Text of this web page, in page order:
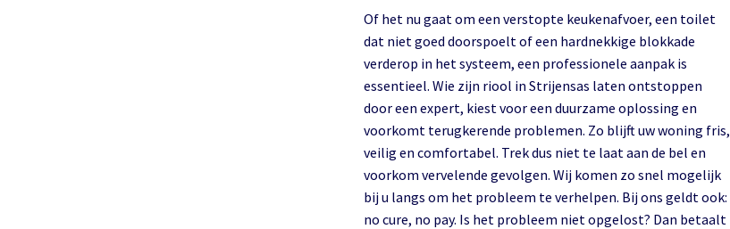
Of het nu gaat om een verstopte keukenafvoer, een toilet
dat niet goed doorspoelt of een hardnekkige blokkade
verderop in het systeem, een professionele aanpak is
essentieel. Wie zijn riool in Strijensas laten ontstoppen
door een expert, kiest voor een duurzame oplossing en
voorkomt terugkerende problemen. Zo blijft uw woning fris,
veilig en comfortabel. Trek dus niet te laat aan de bel en
voorkom vervelende gevolgen. Wij komen zo snel mogelijk
bij u langs om het probleem te verhelpen. Bij ons geldt ook:
no cure, no pay. Is het probleem niet opgelost? Dan betaalt